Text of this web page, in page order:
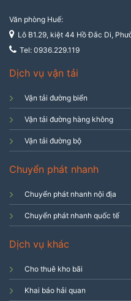
Văn phòng Huế:
Lô B1.29, kiệt 44 Hồ Đắc Di,
Tel: 0936.229.119
Dịch vụ vận tải
Vận tải đường biển
Vận tải đường hàng không
Vận tải đường bộ
Chuyển phát nhanh
Chuyển phát nhanh nội địa
Chuyển phát nhanh quốc tế
Dịch vụ khác
Cho thuê kho bãi
Khai báo hải quan